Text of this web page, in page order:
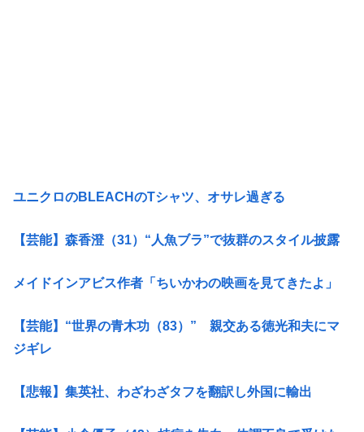
ユニクロのBLEACHのTシャツ、オサレ過ぎる
【芸能】森香澄（31）“人魚ブラ”で抜群のスタイル披露
メイドインアビス作者「ちいかわの映画を見てきたよ」
【芸能】“世界の青木功（83）” 親交ある徳光和夫にマ
ジギレ
【悲報】集英社、わざわざタフを翻訳し外国に輸出